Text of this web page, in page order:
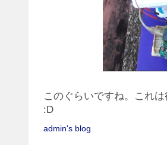
このぐらいですね。これ
:D
admin's blog